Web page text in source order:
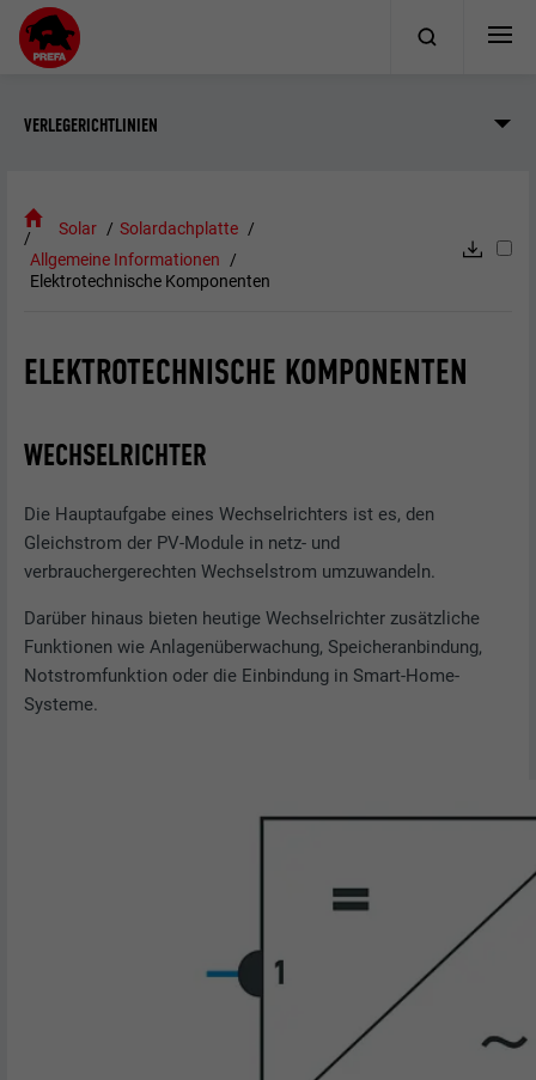
VERLEGERICHTLINIEN
Solar
Solardachplatte
Allgemeine Informationen
Elektrotechnische Komponenten
ELEKTROTECHNISCHE KOMPONENTEN
WECHSELRICHTER
Die Hauptaufgabe eines Wechselrichters ist es, den
Gleichstrom der PV-Module in netz- und
verbrauchergerechten Wechselstrom umzuwandeln.
Darüber hinaus bieten heutige Wechselrichter zusätzliche
Funktionen wie Anlagenüberwachung, Speicheranbindung,
Notstromfunktion oder die Einbindung in Smart-Home-
Systeme.